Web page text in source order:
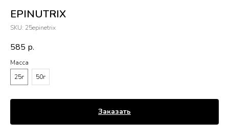
EPINUTRIX
SKU: 25epinetrix
585 р.
Масса
25г
50г
Заказать